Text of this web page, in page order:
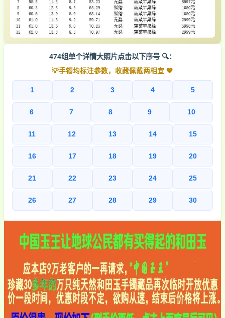
474组单个详情大照片点击以下序号 🔍：
💡手镯均标注参数，收藏佩戴两相宜 💖
1 2 3 4 5
6 7 8 9 10
11 12 13 14 15
16 17 18 19 20
21 22 23 24 25
26 27 28 29 30